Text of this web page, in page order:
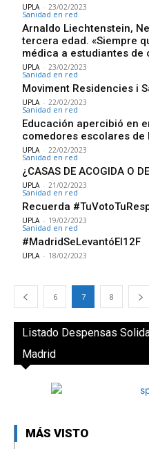
UPLA - 23/02/2023
Sanidad en red
Arnaldo Liechtenstein,
tercera edad. «Siempre
médica a estudiantes de
UPLA - 23/02/2023
Sanidad en red
Moviment Residencies i
UPLA - 22/02/2023
Sanidad en red
Educación apercibió en
comedores escolares de
UPLA - 22/02/2023
Sanidad en red
¿CASAS DE ACOGIDA O
UPLA - 21/02/2023
Sanidad en red
Recuerda
UPLA - 19/02/2023
Sanidad en red
#MadridSeLevantóEl12F
UPLA - 18/02/2023
6 7 8
Listado Despensas
Madrid
MÁS VISTO